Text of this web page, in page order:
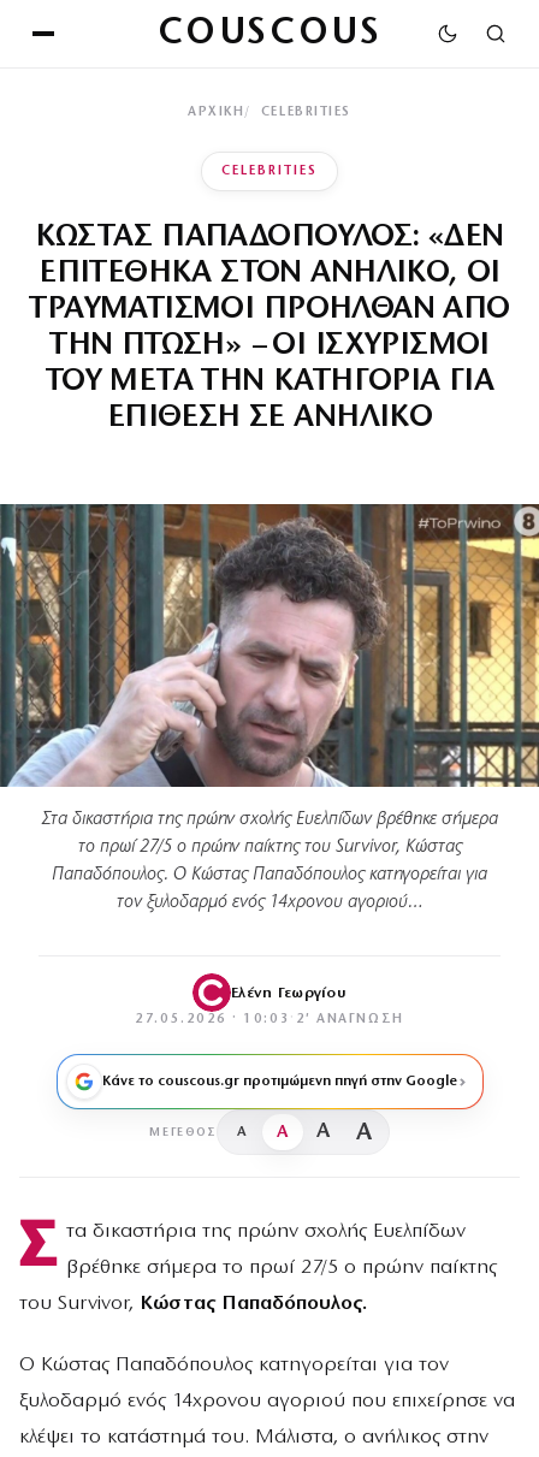
COUSCOUS
ΑΡΧΙΚΉ CELEBRITIES
CELEBRITIES
ΚΩΣΤΑΣ ΠΑΠΑΔΟΠΟΥΛΟΣ: «ΔΕΝ
ΕΠΙΤΕΘΗΚΑ ΣΤΟΝ ΑΝΗΛΙΚΟ, ΟΙ
ΤΡΑΥΜΑΤΙΣΜΟΙ ΠΡΟΗΛΘΑΝ ΑΠΟ
ΤΗΝ ΠΤΩΣΗ» – ΟΙ ΙΣΧΥΡΙΣΜΟΙ
ΤΟΥ ΜΕΤΑ ΤΗΝ ΚΑΤΗΓΟΡΙΑ ΓΙΑ
ΕΠΙΘΕΣΗ ΣΕ ΑΝΗΛΙΚΟ
Στα δικαστήρια της πρώην σχολής Ευελπίδων βρέθηκε σήμερα
το πρωί 27/5 ο πρώην παίκτης του Survivor, Κώστας
Παπαδόπουλος. Ο Κώστας Παπαδόπουλος κατηγορείται για
τον ξυλοδαρμό ενός 14χρονου αγοριού…
Ελένη Γεωργίου
27.05.2026 · 10:03 · 2′ ΑΝΆΓΝΩΣΗ
Κάνε το couscous.gr προτιμώμενη πηγή στην Google
ΜΈΓΕΘΟΣ A A A A
Σ τα δικαστήρια της πρώην σχολής Ευελπίδων
βρέθηκε σήμερα το πρωί 27/5 ο πρώην παίκτης
του Survivor, Κώστας Παπαδόπουλος.
Ο Κώστας Παπαδόπουλος κατηγορείται για τον
ξυλοδαρμό ενός 14χρονου αγοριού που επιχείρησε να
κλέψει το κατάστημά του. Μάλιστα, ο ανήλικος στην